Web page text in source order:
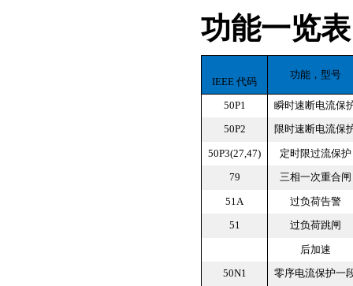
功能一览表
IEEE 代码
功能，型号
50P1 瞬时速断电流保
50P2 限时速断电流保
50P3(27,47) 定时限过流保护
79 三相一次重合闸
51A 过负荷告警
51 过负荷跳闸
后加速
50N1 零序电流保护一